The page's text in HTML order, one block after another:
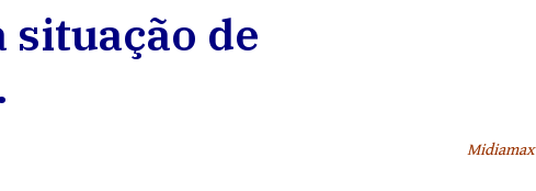
situação de
Midiamax